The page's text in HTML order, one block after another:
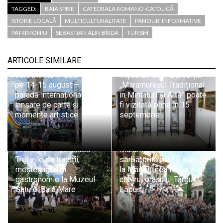
TAGGED:
BAIA SPRIE
CATEDRALA ROMANO-CATOLICĂ
ISTORIE LOCALĂ
MULTICULTURALITATE
PANOURI INFORMATIVE
PATRIMONIU
SEBASTIAN ALIN BÎRDA TURISM
ARTICOLE SIMILARE
Ziua Minerului va fi
sărbătorită în Baia Sprie
pe 14-15 august –
paradă internațională,
lansare de carte și
momente artistice
Vișeu de Sus: Expoziția
„Maramureșul Tradițional
în Miniaturi și Artă” poate
fi vizitată până în 15
septembrie
„Dorul pâinii de acasă”:
Trei zile de tradiții,
meșteșuguri și
gastronomie la Muzeul
Satului Baia Mare
Ziua Națională a
Maramureșului,
sărbătorită pe 15 august
la Mănăstirea Rohia și în
centrul orașului Târgu
Lăpuș